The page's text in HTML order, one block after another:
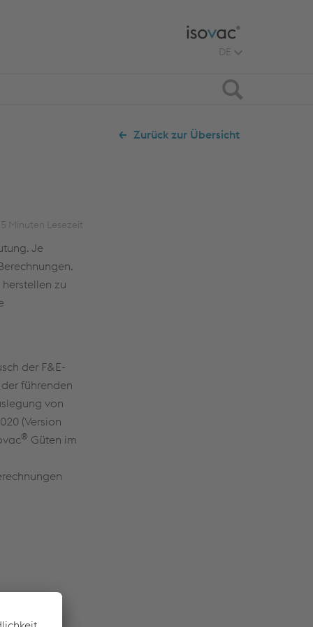
DE
Suche
Zurück zur Übersicht
5 Minuten Lesezeit
Je
zu
der F&E-
führenden
von
(Version
® Güten im